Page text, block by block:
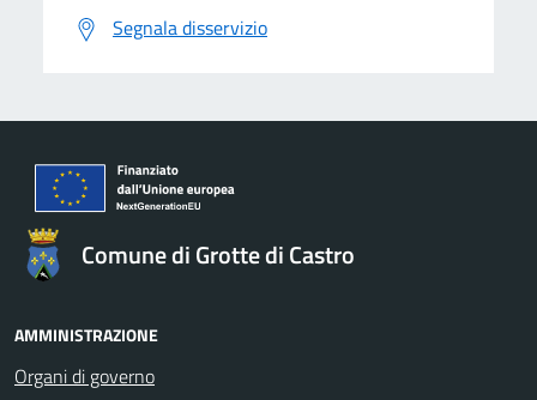
Segnala disservizio
Comune di Grotte di Castro
AMMINISTRAZIONE
Organi di governo